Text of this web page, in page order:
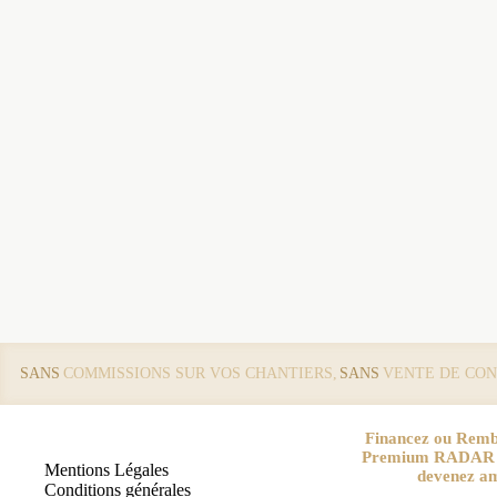
SANS COMMISSIONS SUR VOS CHANTIERS, SANS VENTE DE
Mentions Légales
Conditions générales
Financez ou
Premium
devenez